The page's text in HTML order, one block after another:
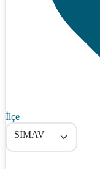
İlçe
SİMAV